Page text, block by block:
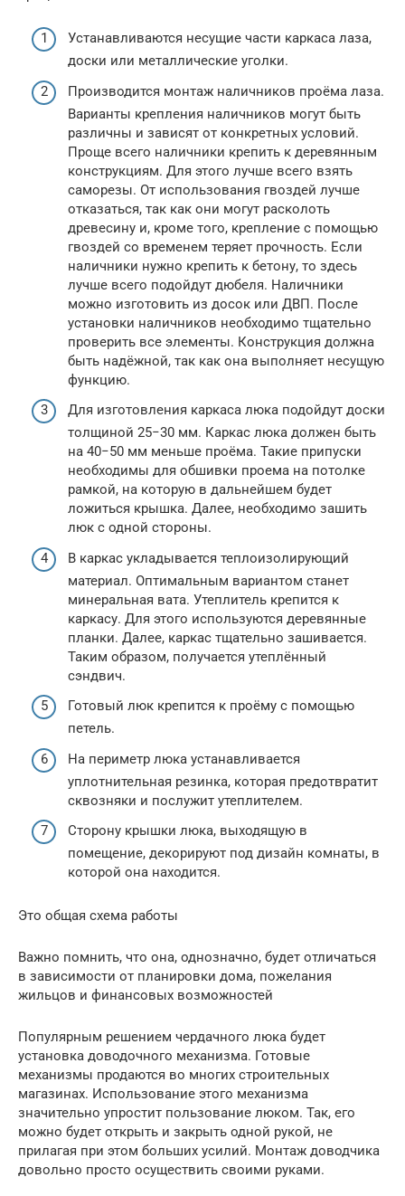
Устанавливаются несущие части каркаса лаза,
доски или металлические уголки.
Производится монтаж наличников проёма лаза.
Варианты крепления наличников могут быть
различны и зависят от конкретных условий.
Проще всего наличники крепить к деревянным
конструкциям. Для этого лучше всего взять
саморезы. От использования гвоздей лучше
отказаться, так как они могут расколоть
древесину и, кроме того, крепление с помощью
гвоздей со временем теряет прочность. Если
наличники нужно крепить к бетону, то здесь
лучше всего подойдут дюбеля. Наличники
можно изготовить из досок или ДВП. После
установки наличников необходимо тщательно
проверить все элементы. Конструкция должна
быть надёжной, так как она выполняет несущую
функцию.
Для изготовления каркаса люка подойдут доски
толщиной 25−30 мм. Каркас люка должен быть
на 40−50 мм меньше проёма. Такие припуски
необходимы для обшивки проема на потолке
рамкой, на которую в дальнейшем будет
ложиться крышка. Далее, необходимо зашить
люк с одной стороны.
В каркас укладывается теплоизолирующий
материал. Оптимальным вариантом станет
минеральная вата. Утеплитель крепится к
каркасу. Для этого используются деревянные
планки. Далее, каркас тщательно зашивается.
Таким образом, получается утеплённый
сэндвич.
Готовый люк крепится к проёму с помощью
петель.
На периметр люка устанавливается
уплотнительная резинка, которая предотвратит
сквозняки и послужит утеплителем.
Сторону крышки люка, выходящую в
помещение, декорируют под дизайн комнаты, в
которой она находится.
Это общая схема работы
Важно помнить, что она, однозначно, будет отличаться
в зависимости от планировки дома, пожелания
жильцов и финансовых возможностей
Популярным решением чердачного люка будет
установка доводочного механизма. Готовые
механизмы продаются во многих строительных
магазинах. Использование этого механизма
значительно упростит пользование люком. Так, его
можно будет открыть и закрыть одной рукой, не
прилагая при этом больших усилий. Монтаж доводчика
довольно просто осуществить своими руками.